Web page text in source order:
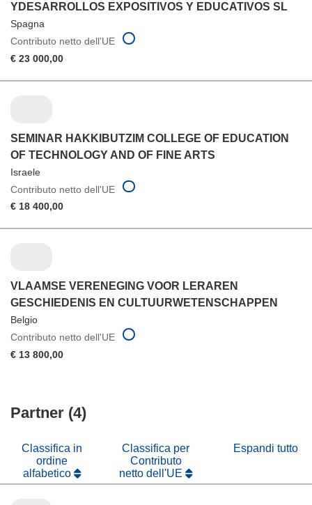
YDESARROLLOS EXPOSITIVOS Y EDUCATIVOS SL
Spagna
Contributo netto dell'UE
€ 23 000,00
SEMINAR HAKKIBUTZIM COLLEGE OF EDUCATION
OF TECHNOLOGY AND OF FINE ARTS
Israele
Contributo netto dell'UE
€ 18 400,00
VLAAMSE VERENEGING VOOR LERAREN
GESCHIEDENIS EN CULTUURWETENSCHAPPEN
Belgio
Contributo netto dell'UE
€ 13 800,00
Partner (4)
Classifica in
ordine
alfabetico
Classifica per
Contributo
netto dell'UE
Espandi tutto